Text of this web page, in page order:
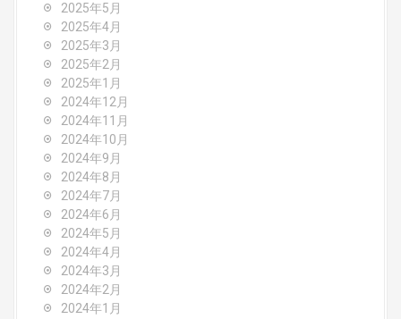
2025年5月
2025年4月
2025年3月
2025年2月
2025年1月
2024年12月
2024年11月
2024年10月
2024年9月
2024年8月
2024年7月
2024年6月
2024年5月
2024年4月
2024年3月
2024年2月
2024年1月